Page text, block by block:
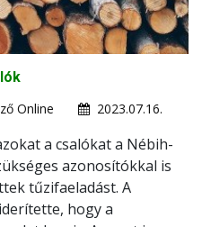
Online
2023.07.16.
a csalókat a Nébih-
azonosítókkal is
tűzifaeladást. A
hogy a